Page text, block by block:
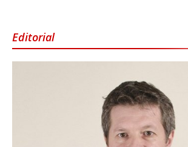
Editorial